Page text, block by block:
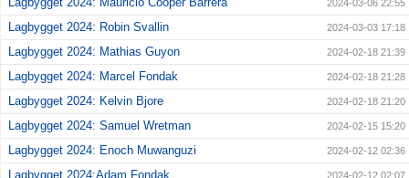
2024-03-06 22:55
Lagbygget 2024: Robin Svallin 2024-03-03 17:18
Lagbygget 2024: Mathias Guyon 2024-02-18 21:39
Lagbygget 2024: Marcel Fondak 2024-02-18 21:28
Lagbygget 2024: Kelvin Bjore 2024-02-18 21:20
Lagbygget 2024: Samuel Wretman 2024-02-15 15:20
Lagbygget 2024: Enoch Muwanguzi 2024-02-12 02:36
Lagbygget 2024:Adam Fondak 2024-02-12 02:07